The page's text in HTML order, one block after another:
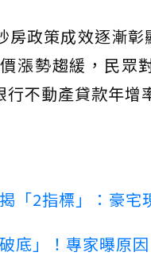
政策成效逐漸
漲勢趨緩，民眾
不動產貸款年增
「2指標」：豪宅
底」！專家曝原因